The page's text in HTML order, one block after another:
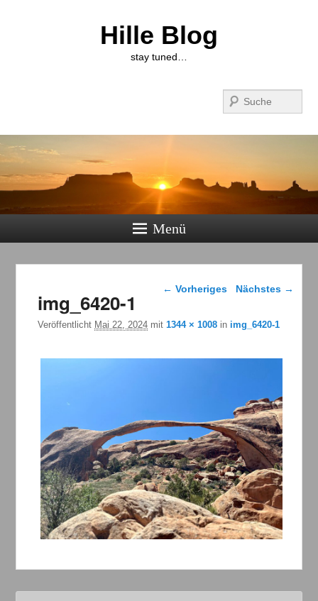
Hille Blog
stay tuned…
Menü
Bilder-Navigation
← Vorheriges Nächstes →
img_6420-1
Veröffentlicht Mai 22, 2024 mit1344 × 1008 in img_6420-1